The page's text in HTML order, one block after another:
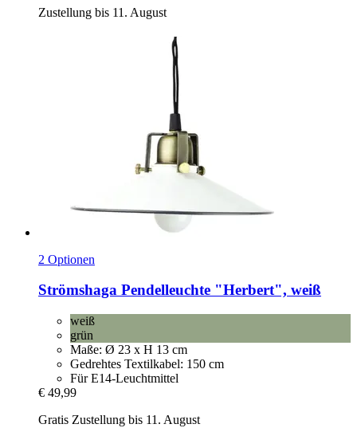
Zustellung bis 11. August
2 Optionen
Strömshaga Pendelleuchte "Herbert", weiß
weiß
grün
Maße: Ø 23 x H 13 cm
Gedrehtes Textilkabel: 150 cm
Für E14-Leuchtmittel
€ 49,99
Gratis Zustellung bis 11. August